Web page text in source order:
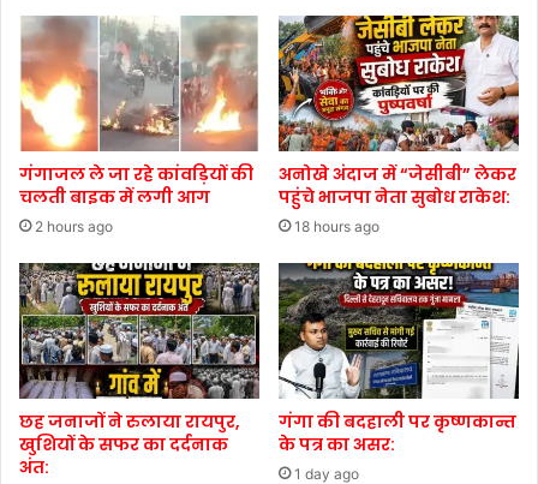
गंगाजल ले जा रहे कांवड़ियों की
चलती बाइक में लगी आग
2 hours ago
अनोखे अंदाज में “जेसीबी” लेकर
पहुंचे भाजपा नेता सुबोध राकेश:
18 hours ago
छह जनाजों ने रुलाया रायपुर,
खुशियों के सफर का दर्दनाक
अंत:
गंगा की बदहाली पर कृष्णकान्त
के पत्र का असर:
1 day ago